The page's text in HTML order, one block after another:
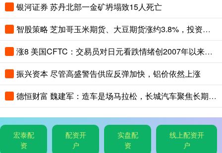
银河证券 苏丹北部一金矿坍塌致15人死亡
智股策略 芝加哥玉米期货、大豆期货涨约3.8%，投资者关注夏季天气对全球农作物生长构成的风险
涨8 美国CFTC：交易员对日元看跌情绪创2007年以来最高，对美元看涨程度创2015年以来最高
振兴资本 尽管高盛警告供应反弹加快，铝价依然上涨
德恒财富 魏建军：造车是场马拉松，长城汽车聚焦长期主义与有质量的市占率
宏泰配
资
配资开
户
实盘配
资
线上配资开
户